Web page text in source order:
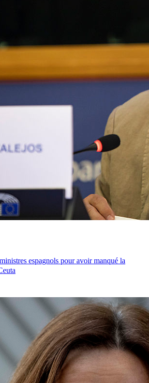
espagnols pour avoir manqué la